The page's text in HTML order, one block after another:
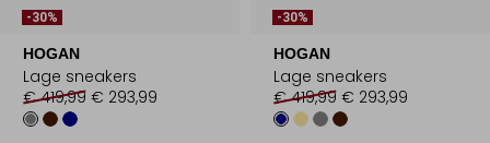
-30%
HOGAN
Lage sneakers
€ 419,99 € 293,99
-30%
HOGAN
Lage sneakers
€ 419,99 € 293,99